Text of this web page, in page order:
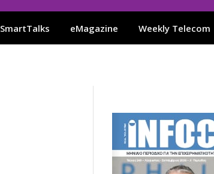
SmartTalks eMagazine Weekly Telecom